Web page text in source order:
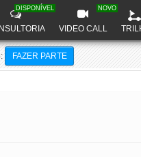
DISPONÍVEL
VIDEO CALL
NOVO
FAZER PARTE